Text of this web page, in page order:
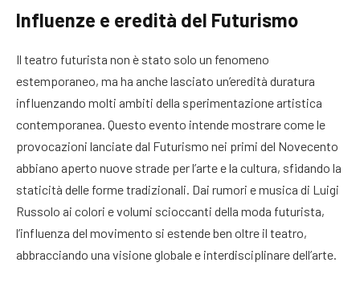
Influenze e eredità del Futurismo
Il teatro futurista non è stato solo un fenomeno
estemporaneo, ma ha anche lasciato un’eredità duratura
influenzando molti ambiti della sperimentazione artistica
contemporanea. Questo evento intende mostrare come le
provocazioni lanciate dal Futurismo nei primi del Novecento
abbiano aperto nuove strade per l’arte e la cultura, sfidando la
staticità delle forme tradizionali. Dai rumori e musica di Luigi
Russolo ai colori e volumi scioccanti della moda futurista,
l’influenza del movimento si estende ben oltre il teatro,
abbracciando una visione globale e interdisciplinare dell’arte.